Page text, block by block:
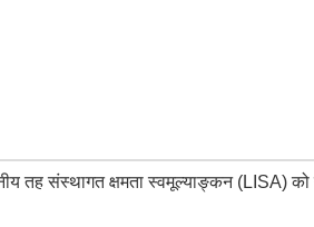
तह संस्थागत क्षमता स्वमूल्याङ्कन (LISA) को